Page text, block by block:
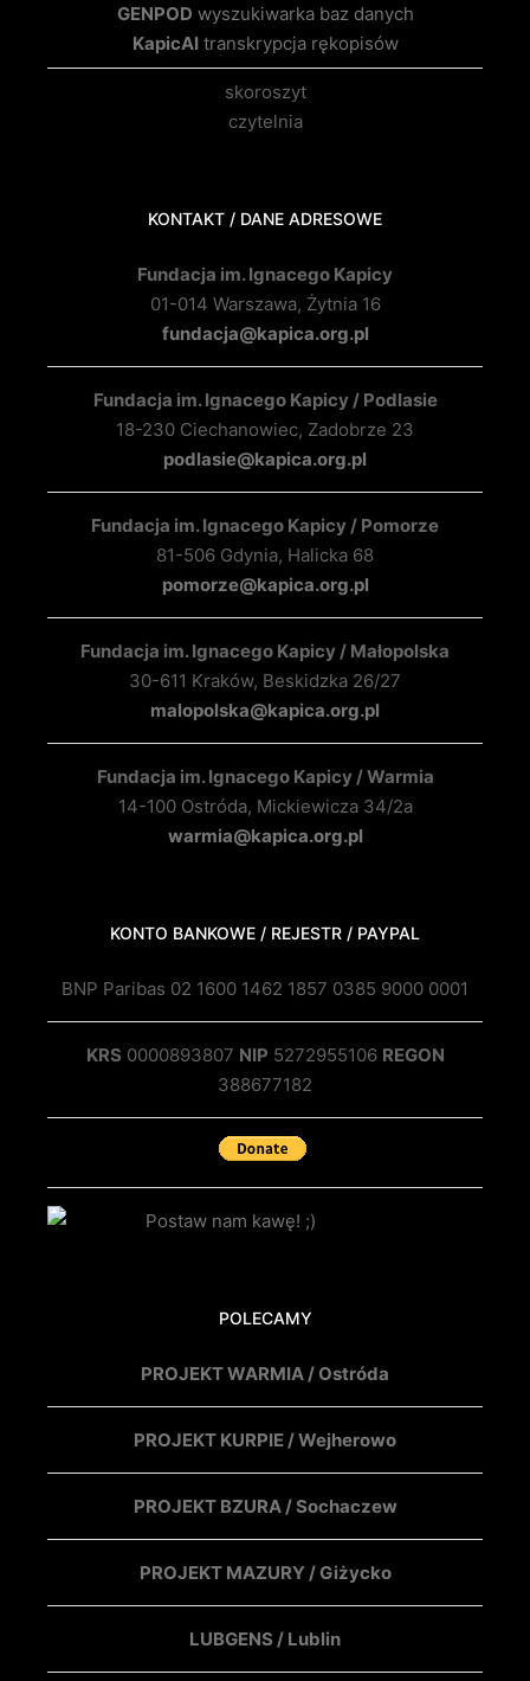
GENPOD wyszukiwarka baz danych
KapicAItranskrypcja rękopisów
skoroszyt
czytelnia
KONTAKT / DANE ADRESOWE
Fundacja im. Ignacego Kapicy
01-014 Warszawa, Żytnia 16
fundacja@kapica.org.pl
Fundacja im. Ignacego Kapicy / Podlasie
18-230 Ciechanowiec, Zadobrze 23
podlasie@kapica.org.pl
Fundacja im. Ignacego Kapicy / Pomorze
81-506 Gdynia, Halicka 68
pomorze@kapica.org.pl
Fundacja im. Ignacego Kapicy / Małopolska
30-611 Kraków, Beskidzka 26/27
malopolska@kapica.org.pl
Fundacja im. Ignacego Kapicy / Warmia
14-100 Ostróda, Mickiewicza 34/2a
warmia@kapica.org.pl
KONTO BANKOWE / REJESTR / PAYPAL
BNP Paribas 02 1600 1462 1857 0385 9000 0001
KRS 0000893807 NIP 5272955106 REGON
388677182
POLECAMY
PROJEKT WARMIA / Ostróda
PROJEKT KURPIE / Wejherowo
PROJEKT BZURA / Sochaczew
PROJEKT MAZURY / Giżycko
LUBGENS / Lublin